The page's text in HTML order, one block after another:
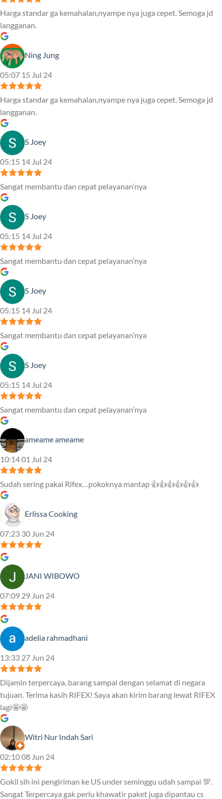
Harga standar ga kemahalan,nyampe nya juga cepet. Semoga jd
langganan.
Ning Jung
05:07 15 Jul 24
Harga standar ga kemahalan,nyampe nya juga cepet. Semoga jd
langganan.
S Joey
05:15 14 Jul 24
Sangat membantu dan cepat pelayanan’nya
S Joey
05:15 14 Jul 24
Sangat membantu dan cepat pelayanan’nya
S Joey
05:15 14 Jul 24
Sangat membantu dan cepat pelayanan’nya
S Joey
05:15 14 Jul 24
Sangat membantu dan cepat pelayanan’nya
ameame ameame
10:14 01 Jul 24
Sudah sering pakai Rifex…pokoknya mantap 👍👍👍👍👍👍
Erlissa Cooking
07:23 30 Jun 24
JANI WIBOWO
07:09 29 Jun 24
adelia rahmadhani
13:33 27 Jun 24
Dijamin terpercaya, barang sampai dengan selamat di negara
tujuan. Terima kasih RIFEX! Saya akan kirim barang lewat RIFEX
lagi🤩🤩
Witri Nur Indah Sari
02:10 08 Jun 24
Gokil sih ini pengiriman ke US under seminggu udah sampai 💯.
Sangat Terpercaya gak perlu khawatir paket juga dipantau cs